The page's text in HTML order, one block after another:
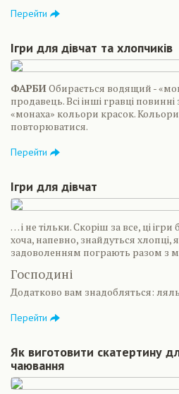
Перейти
Ігри для дівчат та хлопчиків
ФАРБИОбирається водящий -
продавець. Всі інші гравці
«монаха» кольори красок.
повторюватися.
Перейти
Ігри для дівчат
… і не тільки. Скоріш за все, ці ігри
хоча, напевно, знайдуться хлопці,
задоволенням пограють разом з
Господині
Додатково вам знадобляться:
Перейти
Як виготовити скатертину
чаювання